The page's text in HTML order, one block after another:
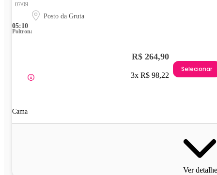
05:10
07/09
Posto da Gruta
Poltrona
Cama
R$ 264,90
3x R$ 98,22
Selecionar
Ver